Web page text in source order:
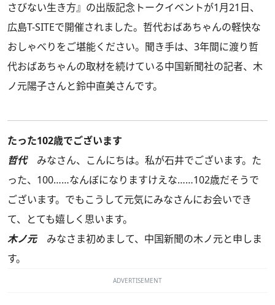
さびない生き方』 の出版記念トークイベントが1月21日、
広島T-SITEで開催されました。哲代おばあちゃんの軽快な
おしゃべりをご堪能ください。聞き手は、3年間に渡り哲
代おばあちゃんの取材を続けている中国新聞社の記者、木
ノ元陽子さんと鈴中直美さんです。
たった102歳でございます
哲代みなさん、こんにちは。私が石井でございます。た
った、100……なんぼになりますけえな……102歳だそうで
ございます。でもこうして元気にみなさんにお会いでき
て、とても嬉しく思います。
木ノ元みなさま初めまして、中国新聞の木ノ元と申しま
す。
ADVERTISEMENT